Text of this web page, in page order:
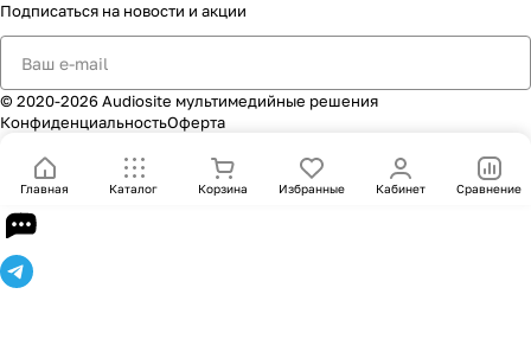
Подписаться на новости и акции
© 2020-2026 Audiosite мультимедийные решения
КонфиденциальностьОферта
Главная Каталог Корзина Избранные Кабинет Сравнение